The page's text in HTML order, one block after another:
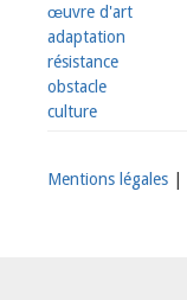
œuvre d'art
adaptation
résistance
obstacle
culture
Mentions légales